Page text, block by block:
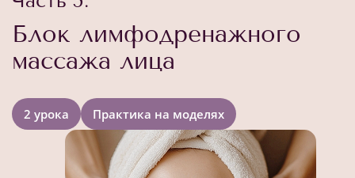
Блок лимфодренажного
массажа лица
2 урока Практика на моделях